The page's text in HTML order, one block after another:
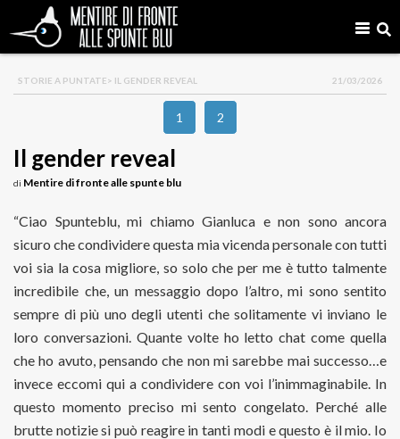
STORIE A PUNTATE> IL GENDER REVEAL 21/03/2026
1 2
Il gender reveal
di Mentire di fronte alle spunte blu
“Ciao Spunteblu, mi chiamo Gianluca e non sono ancora
sicuro che condividere questa mia vicenda personale con tutti
voi sia la cosa migliore, so solo che per me è tutto talmente
incredibile che, un messaggio dopo l’altro, mi sono sentito
sempre di più uno degli utenti che solitamente vi inviano le
loro conversazioni. Quante volte ho letto chat come quella
che ho avuto, pensando che non mi sarebbe mai successo…e
invece eccomi qui a condividere con voi l’inimmaginabile. In
questo momento preciso mi sento congelato. Perché alle
brutte notizie si può reagire in tanti modi e questo è il mio. Io